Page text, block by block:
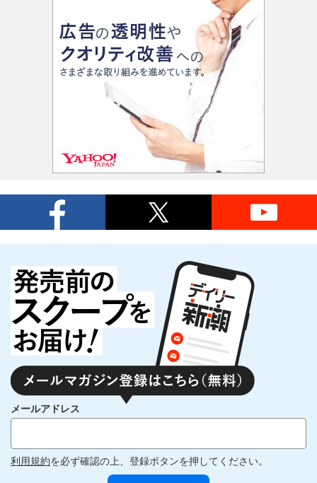
メールアドレス
利用規約を必ず確認の上、登録ボタンを押してください。